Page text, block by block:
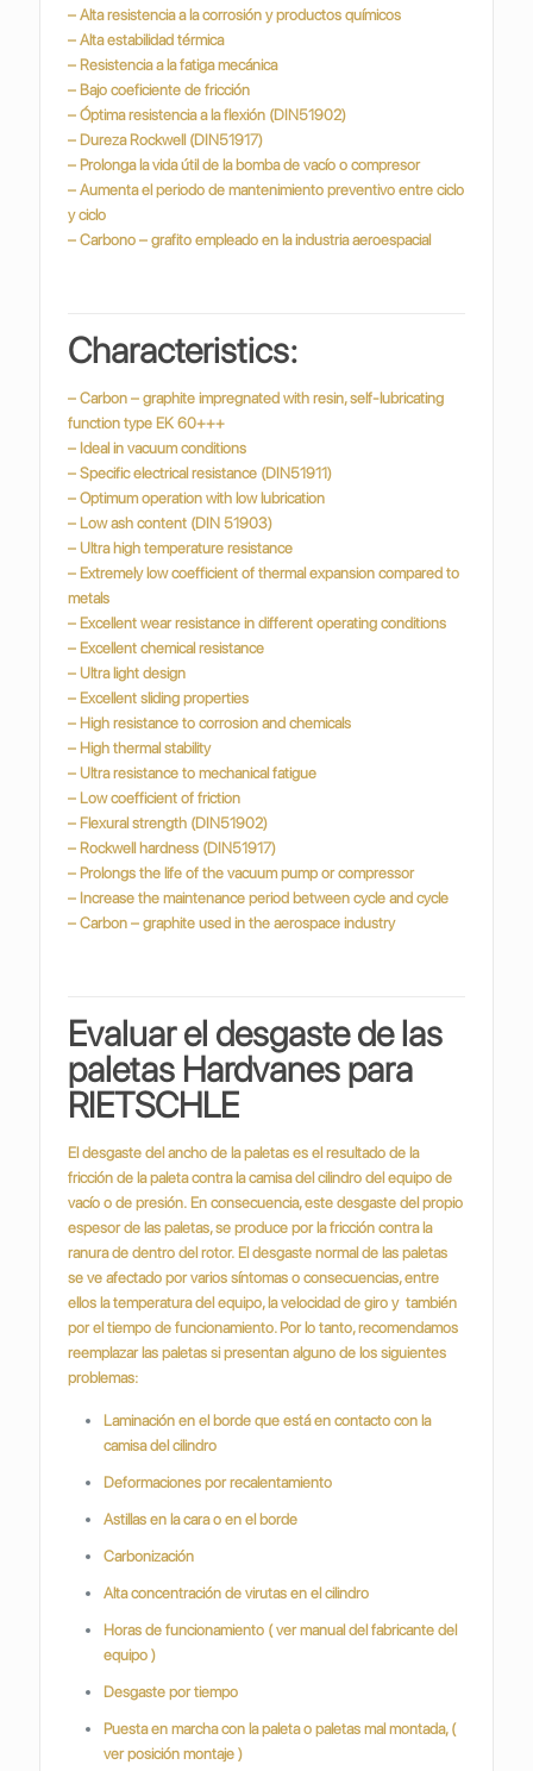
– Alta resistencia a la corrosión y productos químicos
– Alta estabilidad térmica
– Resistencia a la fatiga mecánica
– Bajo coeficiente de fricción
– Óptima resistencia a la flexión (DIN51902)
– Dureza Rockwell (DIN51917)
– Prolonga la vida útil de la bomba de vacío o compresor
– Aumenta el periodo de mantenimiento preventivo entre ciclo
y ciclo
– Carbono – grafito empleado en la industriaaeroespacial
Characteristics:
– Carbon – graphite impregnated with resin, self-lubricating
function type EK 60+++
– Ideal in vacuum conditions
– Specific electrical resistance (DIN51911)
– Optimum operation with low lubrication
– Low ash content (DIN 51903)
– Ultra high temperature resistance
– Extremely low coefficient of thermal expansion compared to
metals
– Excellent wear resistance in different operating conditions
– Excellent chemical resistance
– Ultra light design
– Excellent sliding properties
– High resistance to corrosion and chemicals
– High thermal stability
– Ultra resistance to mechanical fatigue
– Low coefficient of friction
– Flexural strength (DIN51902)
– Rockwell hardness (DIN51917)
– Prolongs the life of the vacuum pump or compressor
– Increase the maintenance period between cycle and cycle
– Carbon – graphite used in the aerospace industry
Evaluar el desgaste de las
paletas Hardvanes para
RIETSCHLE
El desgaste del ancho de la paletas es el resultado de la
fricción de la paleta contra la camisa del cilindro del equipo de
vacío o de presión. En consecuencia, este desgaste del propio
espesor de las paletas, se produce por la fricción contra la
ranura de dentro del rotor. El desgaste normal de las paletas
se ve afectado por varios síntomas o consecuencias, entre
ellos la temperatura del equipo, la velocidad de giro y también
por el tiempo de funcionamiento. Por lo tanto, recomendamos
reemplazar las paletas si presentan alguno de los siguientes
problemas:
Laminación en el borde que está en contacto con la
camisa del cilindro
Deformaciones por recalentamiento
Astillas en la cara o en el borde
Carbonización
Alta concentración de virutas en el cilindro
Horas de funcionamiento ( ver manual del fabricante del
equipo )
Desgaste por tiempo
Puesta en marcha con la paleta o paletas mal montada, (
ver posición montaje )